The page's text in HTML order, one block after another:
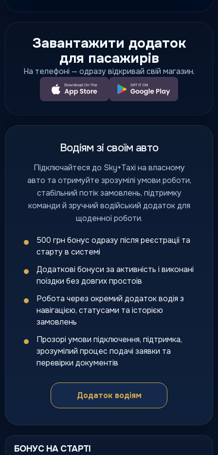
Завантажити додаток
для пасажирів
На телефоні — одразу відкривай свій магазин.
Водіям зі своїм авто
Підключайтеся до Sky+Taxi на власному
авто та отримуйте зрозумілі умови роботи,
стабільний потік замовлень, підтримку
команди й зручний водійський додаток для
щоденної роботи.
500 грн бонус одразу після реєстрації та
старту в системі
Додаткові бонуси за активність і виконані
поїздки без довгих простоїв
Робота через окремий додаток водія з
навігацією, статусами та історією
замовлень
Прозорі умови підключення, підтримка,
зрозумілий процес подачі заявки та
перевірки документів
Додаток водіям
БОНУС НА СТАРТІ